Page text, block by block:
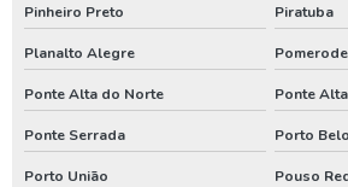
Manutenção poço artesiano rio grande do sul
Perfuração de poço artesiano em santa catarina
Perfuração de poço artesiano no paraná
Perfuração de poço artesiano no rio grande do
Pinheiro Preto Piratuba
Planalto Alegre Pomerode
Ponte Alta do Norte Ponte Alta
Ponte Serrada Porto Belo
Porto União Pouso